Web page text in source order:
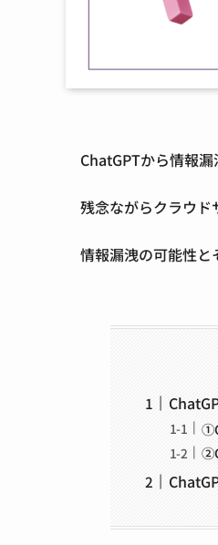
ChatGPTから情報
残念ながらクラウド
情報漏洩の可能性と